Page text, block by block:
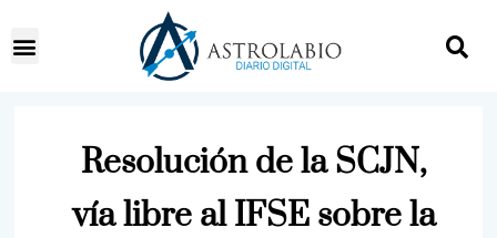
Resolución de la SCJN,
vía libre al IFSE sobre la